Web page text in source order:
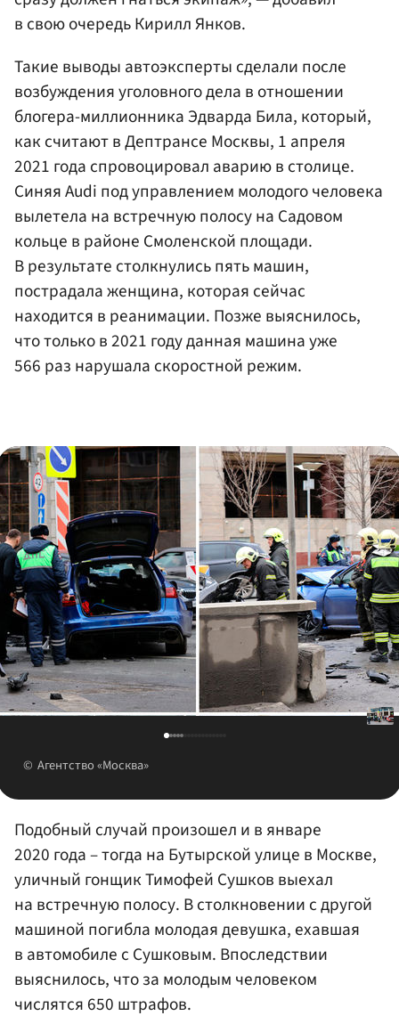
в свою очередь Кирилл Янков.
Такие выводы автоэксперты сделали после
возбуждения уголовного дела в отношении
блогера-миллионника Эдварда Била, который,
как считают в Дептрансе Москвы, 1 апреля
2021 года спровоцировал аварию в столице.
Синяя Audi под управлением молодого человека
вылетела на встречную полосу на Садовом
кольце в районе Смоленской площади.
В результате столкнулись пять машин,
пострадала женщина, которая сейчас
находится в реанимации. Позже выяснилось,
что только в 2021 году данная машина уже
566 раз нарушала скоростной режим.
Агентство «Москва»
Подобный случай произошел и в январе
2020 года – тогда на Бутырской улице в Москве,
уличный гонщик Тимофей Сушков выехал
на встречную полосу. В столкновении с другой
машиной погибла молодая девушка, ехавшая
в автомобиле с Сушковым. Впоследствии
выяснилось, что за молодым человеком
числятся 650 штрафов.